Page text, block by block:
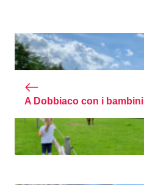
A Dobbiaco con i bambini